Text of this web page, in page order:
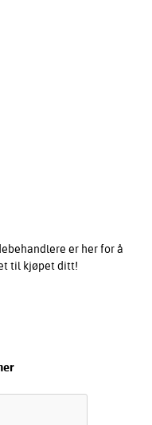
er her for å
til kjøpet ditt!